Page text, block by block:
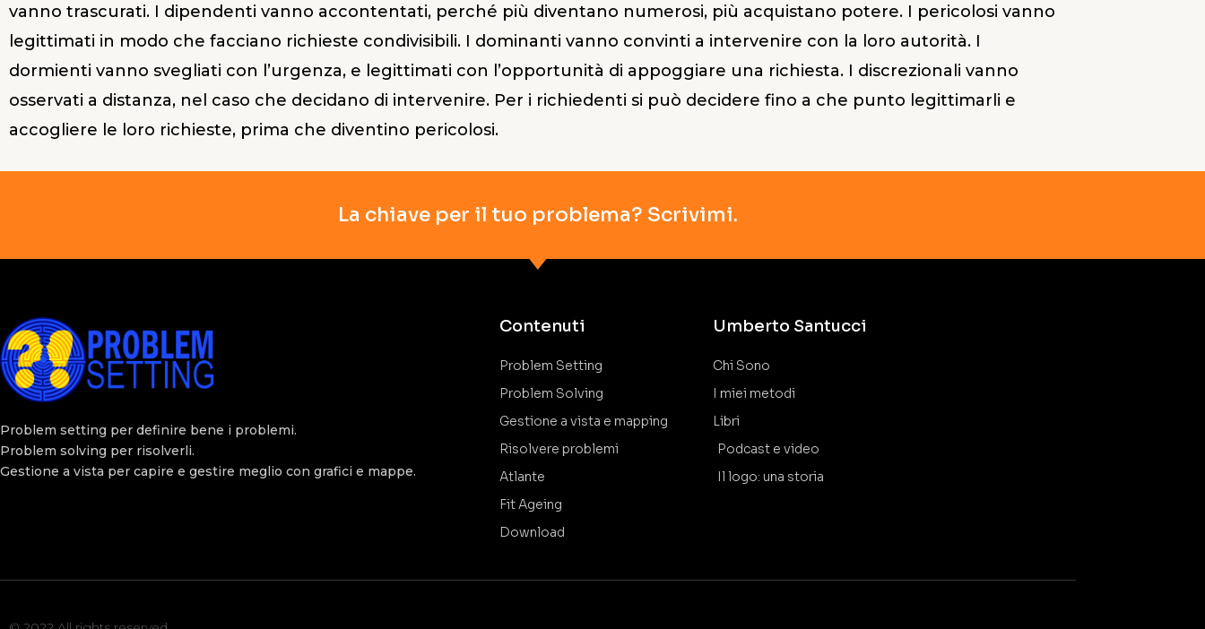
vanno trascurati. I dipendenti vanno accontentati, perché più diventano numerosi, più acquistano potere. I pericolosi vanno
legittimati in modo che facciano richieste condivisibili. I dominanti vanno convinti a intervenire con la loro autorità. I
dormienti vanno svegliati con l’urgenza, e legittimati con l’opportunità di appoggiare una richiesta. I discrezionali vanno
osservati a distanza, nel caso che decidano di intervenire. Per i richiedenti si può decidere fino a che punto legittimarli e
accogliere le loro richieste, prima che diventino pericolosi.
La chiave per il tuo problema? Scrivimi.
Problem setting per definire bene i problemi.
Problem solving per risolverli.
Gestione a vista per capire e gestire meglio con grafici e mappe.
Contenuti
Problem Setting
Problem Solving
Gestione a vista e mapping
Risolvere problemi
Atlante
Fit Ageing
Download
Umberto Santucci
Chi Sono
I miei metodi
Libri
Podcast e video
Il logo: una storia